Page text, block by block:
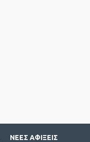
ΝΈΕΣ ΑΦΊΞΕΙΣ